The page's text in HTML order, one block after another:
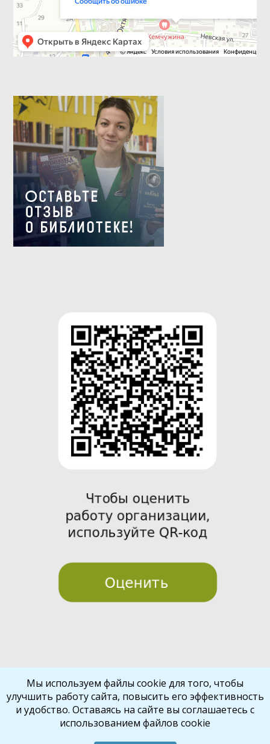
vio
t
Библиокрай© 2026
Мы используем файлы cookie для того, чтобы
улучшить работу сайта, повысить его эффективность
и удобство. Оставаясь на сайте вы соглашаетесь с
использованием файлов cookie